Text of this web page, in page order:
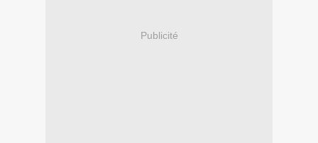
Publicité